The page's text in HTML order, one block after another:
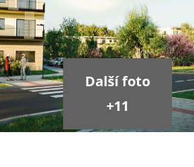
Další foto
+11